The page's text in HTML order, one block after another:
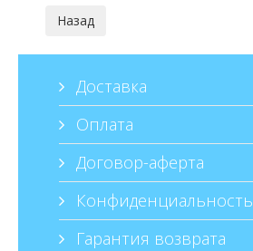
Доставка
Оплата
Договор-аферта
Конфиденциальность
Гарантия возврата